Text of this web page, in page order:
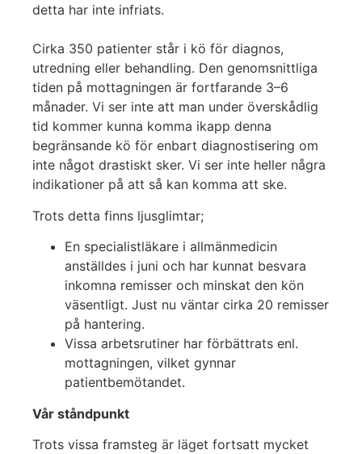
detta har inte infriats.
Cirka 350 patienter står i kö för diagnos,
utredning eller behandling. Den genomsnittliga
tiden på mottagningen är fortfarande 3–6
månader. Vi ser inte att man under överskådlig
tid kommer kunna komma ikapp denna
begränsande kö för enbart diagnostisering om
inte något drastiskt sker. Vi ser inte heller några
indikationer på att så kan komma att ske.
Trots detta finns ljusglimtar;
En specialistläkare i allmänmedicin
anställdes i juni och har kunnat besvara
inkomna remisser och minskat den kön
väsentligt. Just nu väntar cirka 20 remisser
på hantering.
Vissa arbetsrutiner har förbättrats enl.
mottagningen, vilket gynnar
patientbemötandet.
Vår ståndpunkt
Trots vissa framsteg är läget fortsatt mycket